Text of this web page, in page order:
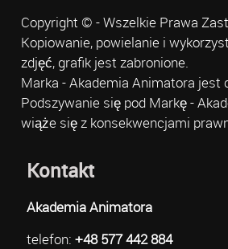
Copyright © - Wszelkie Prawa
Kopiowanie, powielanie i
zdjęć, grafik jest zabronione.
Marka - Akademia Animatora jest
Podszywanie się pod Markę -
wiąże się z konsekwencjami
Kontakt
Akademia Animatora
telefon: +48 577 442 884